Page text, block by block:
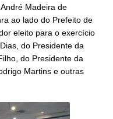
Madeira de
ao lado do Prefeito de
eleito para o exercício
do Presidente da
do Presidente da
Martins e outras